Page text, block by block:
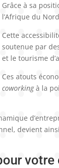
Grâce à sa
l’Afrique du
Cette
soutenue par
et le tourisme
Ces atouts
coworkingà la
devient